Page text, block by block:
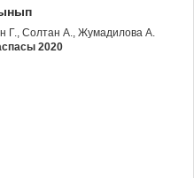
Г., Солтан А., Жумадилова А.
2020